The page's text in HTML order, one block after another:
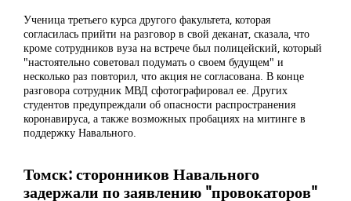
Ученица третьего курса другого факультета, которая
согласилась прийти на разговор в свой деканат, сказала, что
кроме сотрудников вуза на встрече был полицейский, который
"настоятельно советовал подумать о своем будущем" и
несколько раз повторил, что акция не согласована. В конце
разговора сотрудник МВД сфотографировал ее. Других
студентов предупреждали об опасности распространения
коронавируса, а также возможных пробациях на митинге в
поддержку Навального.
Томск: сторонников Навального
задержали по заявлению "провокаторов"